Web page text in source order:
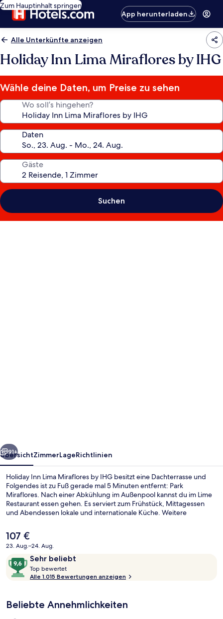
Zum Hauptinhalt springen
App herunterladen
Alle Unterkünfte anzeigen
Holiday Inn Lima Miraflores by IHG
Wähle deine Daten, um Preise zu sehen
Wo soll’s hingehen?
Daten
Gäste
Suchen
Weiter
91+
ÜbersichtZimmerLageRichtlinien
Holiday Inn Lima Miraflores by IHG besitzt eine Dachterrasse und
Folgendes ist zu Fuß gerade mal 5 Minuten entfernt: Park
Miraflores. Nach einer Abkühlung im Außenpool kannst du im Lime
Restaurant essen gehen. Es serviert zum Frühstück, Mittagessen
und Abendessen lokale und internationale Küche. Weitere
Snackbar. Andere Reisende lieben das hilfsbereite Personal.
Der
aktuelle
beträgt
107 €.
107 €
23. Aug.–24. Aug.
Bewertungen
Sehr beliebt
9,6
von
10,
beliebt
Top bewertet
o
b
Alle 1.015 Bewertungen anzeigen
Beliebte Annehmlichkeiten